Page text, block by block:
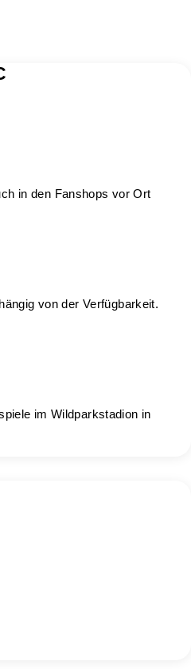
in den Fanshops vor Ort
von der Verfügbarkeit.
im Wildparkstadion in